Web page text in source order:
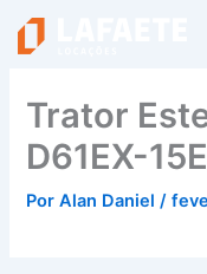
conteúdo
Trator
D61EX-
PorAlan Daniel/